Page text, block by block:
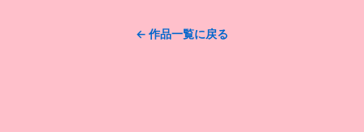
← 作品一覧に戻る